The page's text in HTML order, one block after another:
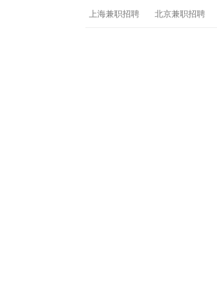
上海兼职招聘 北京兼职招聘